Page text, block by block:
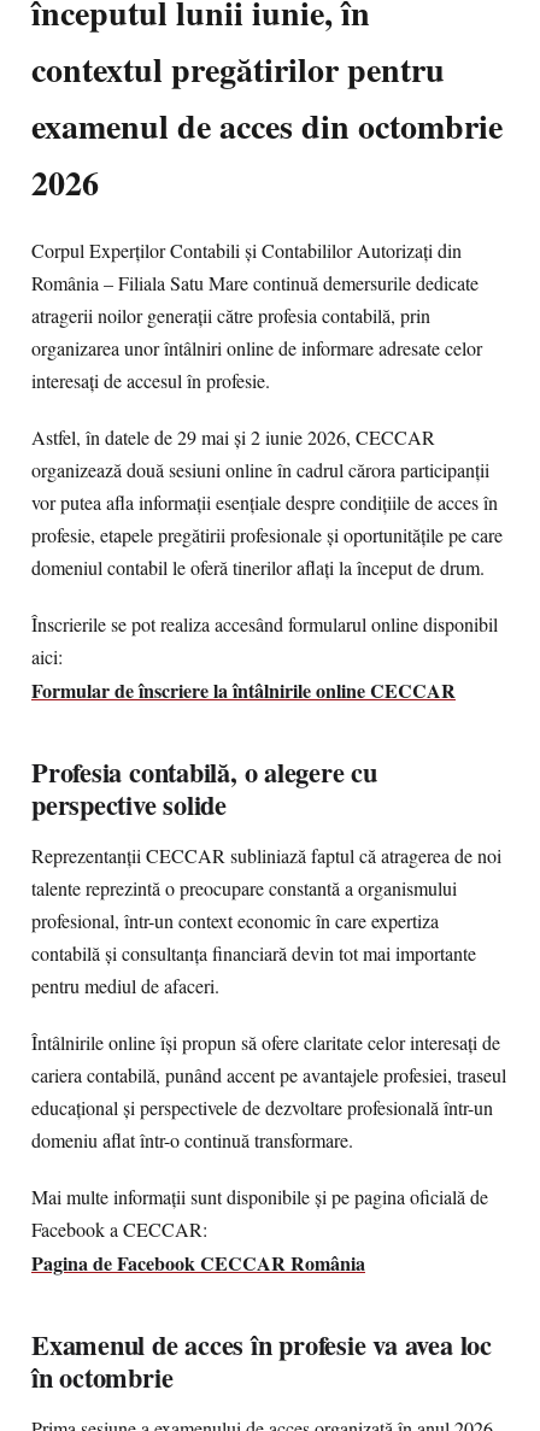
începutul lunii iunie, în
contextul pregătirilor pentru
examenul de acces din octombrie
2026
Corpul Experților Contabili și Contabililor Autorizați din
România – Filiala Satu Mare continuă demersurile dedicate
atragerii noilor generații către profesia contabilă, prin
organizarea unor întâlniri online de informare adresate celor
interesați de accesul în profesie.
Astfel, în datele de 29 mai și 2 iunie 2026, CECCAR
organizează două sesiuni online în cadrul cărora participanții
vor putea afla informații esențiale despre condițiile de acces în
profesie, etapele pregătirii profesionale și oportunitățile pe care
domeniul contabil le oferă tinerilor aflați la început de drum.
Înscrierile se pot realiza accesând formularul online disponibil
aici:
Formular de înscriere la întâlnirile online CECCAR
Profesia contabilă, o alegere cu
perspective solide
Reprezentanții CECCAR subliniază faptul că atragerea de noi
talente reprezintă o preocupare constantă a organismului
profesional, într-un context economic în care expertiza
contabilă și consultanța financiară devin tot mai importante
pentru mediul de afaceri.
Întâlnirile online își propun să ofere claritate celor interesați de
cariera contabilă, punând accent pe avantajele profesiei, traseul
educațional și perspectivele de dezvoltare profesională într-un
domeniu aflat într-o continuă transformare.
Mai multe informații sunt disponibile și pe pagina oficială de
Facebook a CECCAR:
Pagina de Facebook CECCAR România
Examenul de acces în profesie va avea loc
în octombrie